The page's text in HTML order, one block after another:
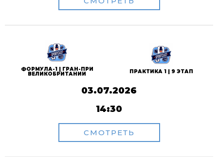
ФОРМУЛА-1 | ГРАН-ПРИ
ВЕЛИКОБРИТАНИИ ПРАКТИКА 1 | 9 ЭТАП
03.07.2026
14:30
СМОТРЕТЬ